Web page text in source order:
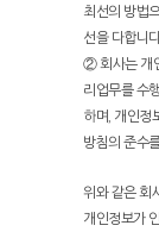
최선의 방법
선을 다합니
② 회사는 개
리업무를 수
하며, 개인정
방침의 준수
위와 같은 회
개인정보가